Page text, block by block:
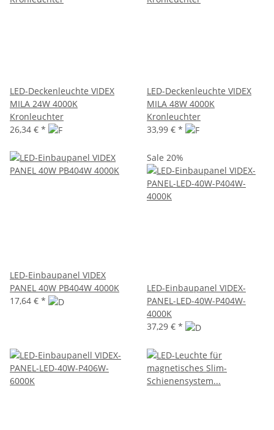
LED-Deckenleuchte VIDEX
MILA 24W 4000K
Kronleuchter
26,34 € *
LED-Deckenleuchte VIDEX
MILA 48W 4000K
Kronleuchter
33,99 € *
LED-Einbaupanel VIDEX
PANEL 40W PB404W 4000K
17,64 € *
Sale 20%
LED-Einbaupanel VIDEX-
PANEL-LED-40W-P404W-
4000K
37,29 € *